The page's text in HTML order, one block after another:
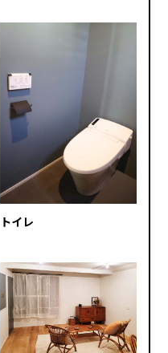
トイレ